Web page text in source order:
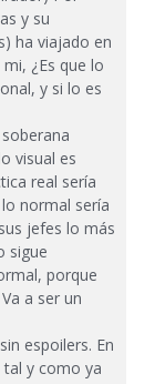
y su
ha viajado en
¿Es que lo
y si lo es
visual es
real sería
normal sería
jefes lo más
sigue
porque
a ser un
espoilers. En
y como ya